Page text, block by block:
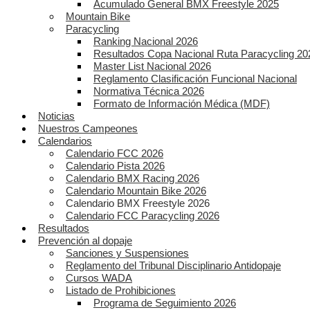
Acumulado General BMX Freestyle 2025
Mountain Bike
Paracycling
Ranking Nacional 2026
Resultados Copa Nacional Ruta Paracycling
Master List Nacional 2026
Reglamento Clasificación Funcional Nacional
Normativa Técnica 2026
Formato de Información Médica (MDF)
Noticias
Nuestros Campeones
Calendarios
Calendario FCC 2026
Calendario Pista 2026
Calendario BMX Racing 2026
Calendario Mountain Bike 2026
Calendario BMX Freestyle 2026
Calendario FCC Paracycling 2026
Resultados
Prevención al dopaje
Sanciones y Suspensiones
Reglamento del Tribunal Disciplinario Antidopaje
Cursos WADA
Listado de Prohibiciones
Programa de Seguimiento 2026